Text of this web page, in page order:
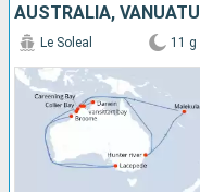
AUSTRALIA, VANUATU
Le Soleal 11 g